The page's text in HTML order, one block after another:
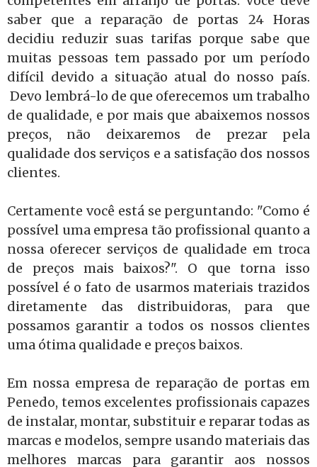
saber que a reparação de portas 24 Horas
decidiu reduzir suas tarifas porque sabe que
muitas pessoas tem passado por um período
difícil devido a situação atual do nosso país.
Devo lembrá-lo de que oferecemos um trabalho
de qualidade, e por mais que abaixemos nossos
preços, não deixaremos de prezar pela
qualidade dos serviços e a satisfação dos nossos
clientes.
Certamente você está se perguntando: "Como é
possível uma empresa tão profissional quanto a
nossa oferecer serviços de qualidade em troca
de preços mais baixos?". O que torna isso
possível é o fato de usarmos materiais trazidos
diretamente das distribuidoras, para que
possamos garantir a todos os nossos clientes
uma ótima qualidade e preços baixos.
Em nossa empresa de reparação de portas em
Penedo, temos excelentes profissionais capazes
de instalar, montar, substituir e reparar todas as
marcas e modelos, sempre usando materiais das
melhores marcas para garantir aos nossos